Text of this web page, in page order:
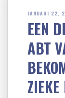
JANUARI 22,
EEN
ABT
ZIEKE